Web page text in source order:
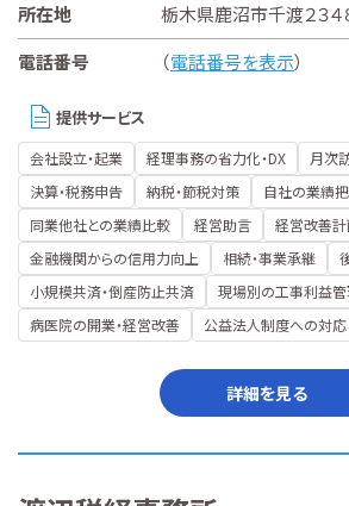
所在地
栃木県鹿沼市千渡２３４
電話番号
（電話番号を表示）
提供サービス
会社設立・起業 経理事務の省力化・DX 月次
決算・税務申告
納税・節税対策 自社の業績
同業他社との業績比較
経営助言
経営改善
金融機関からの信用力向上
相続・事業承継
小規模共済・倒産防止共済
現場別の工事利益管
病医院の開業・経営改善
公益法人制度への対応
詳細を見る